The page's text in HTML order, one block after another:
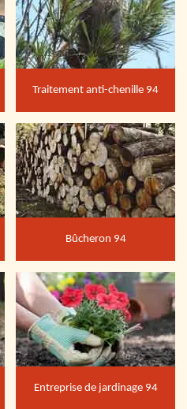
Traitement anti-chenille 94
Bûcheron 94
Entreprise de jardinage 94